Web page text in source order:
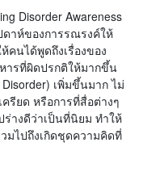
Disorder Awareness
าห์ของการรณรงค์ให้
คนได้พูดถึงเรื่องของ
ารที่ผิดปรกติให้มากขึ้น
เพิ่มขึ้นมาก ไม่
รียด หรือการที่สื่อต่างๆ
างดีว่าเป็นที่นิยม ทำให้
มไปถึงเกิดชุดความคิดที่